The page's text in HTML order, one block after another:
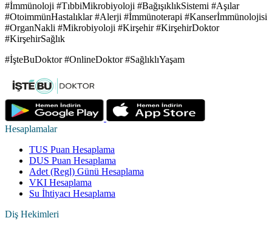
#İmmünoloji #TıbbiMikrobiyoloji #BağışıklıkSistemi #Aşılar
#OtoimmünHastalıklar #Alerji #İmmünoterapi #Kanserİmmünolojisi
#OrganNakli #Mikrobiyoloji #Kirşehir #KirşehirDoktor
#KirşehirSağlık
#İşteBuDoktor #OnlineDoktor #SağlıklıYaşam
Hesaplamalar
TUS Puan Hesaplama
DUS Puan Hesaplama
Adet (Regl) Günü Hesaplama
VKI Hesaplama
Su İhtiyacı Hesaplama
Diş Hekimleri